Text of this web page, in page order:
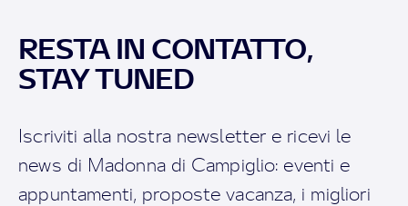
RESTA IN CONTATTO,
STAY TUNED
Iscriviti alla nostra newsletter e ricevi le
news di Madonna di Campiglio: eventi e
appuntamenti, proposte vacanza, i migliori